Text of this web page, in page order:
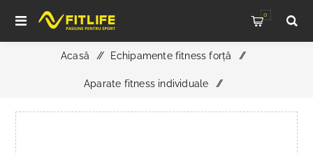
0
Acasă / Echipamente fitness forță /
Aparate fitness individuale /
APARAT FLEXIE/EXTENSIE PICIOARE M-2082, SALTER